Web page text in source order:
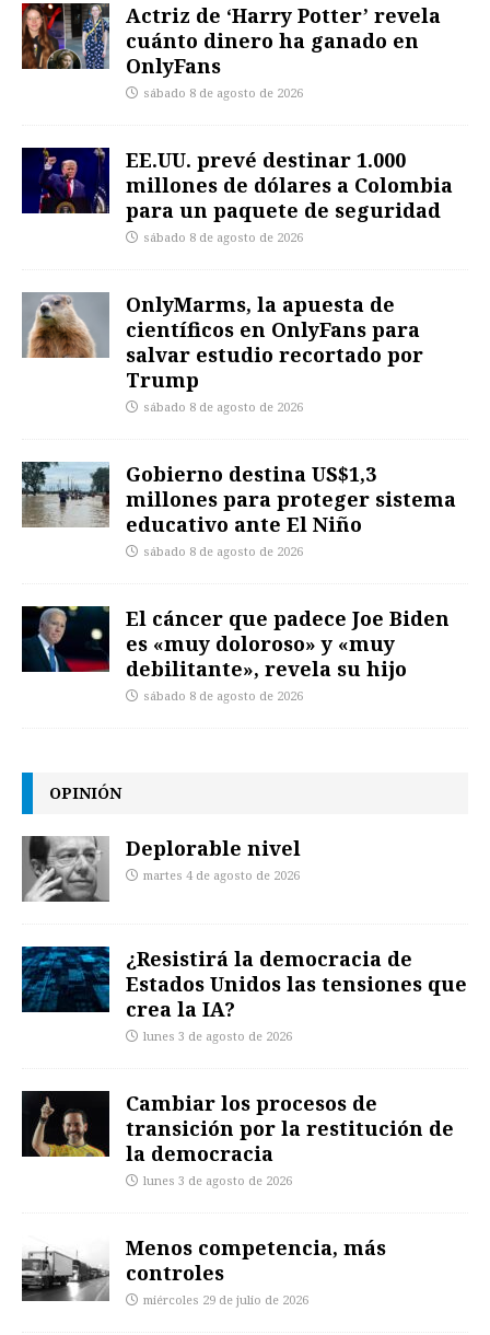
Actriz de ‘Harry Potter’ revela
cuánto dinero ha ganado en
OnlyFans
sábado 8 de agosto de 2026
EE.UU. prevé destinar 1.000
millones de dólares a Colombia
para un paquete de seguridad
sábado 8 de agosto de 2026
OnlyMarms, la apuesta de
científicos en OnlyFans para
salvar estudio recortado por
Trump
sábado 8 de agosto de 2026
Gobierno destina US$1,3
millones para proteger sistema
educativo ante El Niño
sábado 8 de agosto de 2026
El cáncer que padece Joe Biden
es «muy doloroso» y «muy
debilitante», revela su hijo
sábado 8 de agosto de 2026
OPINIÓN
Deplorable nivel
martes 4 de agosto de 2026
¿Resistirá la democracia de
Estados Unidos las tensiones que
crea la IA?
lunes 3 de agosto de 2026
Cambiar los procesos de
transición por la restitución de
la democracia
lunes 3 de agosto de 2026
Menos competencia, más
controles
miércoles 29 de julio de 2026